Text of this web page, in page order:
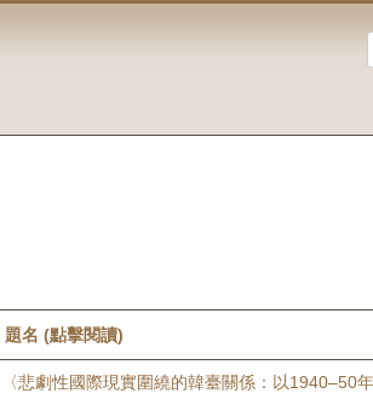
題名 (點擊閱讀)
〈悲劇性國際現實圍繞的韓臺關係：以1940–50